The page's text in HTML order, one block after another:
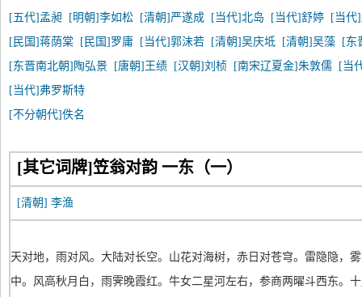
[五代]孟昶
[明朝]李如松 [清朝]严遂成 [当代]北岛 [当代]舒婷
[当代
[民国]蒋荫棠
[民国]罗庸 [当代]郭沫若 [清朝]吴庆坻 [清朝]吴藻
[东
[东晋南北朝]陶弘景
[唐朝]王绩 [汉朝]刘桢 [南宋辽夏金]朱敦儒
[当
[当代]弗罗斯特
[不分朝代]佚名
[其它词牌]笠翁对韵 一东（一）
[清朝] 李渔
天对地，雨对风。大陆对长空。山花对海树，赤日对苍穹。雷隐隐，
中。风高秋月白，雨霁晚霞红。牛女二星河左右，参商两曜斗西东。